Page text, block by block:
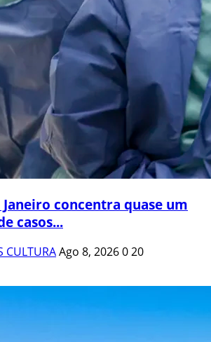
Janeiro concentra quase um
casos...
CULTURAAgo 8, 2026020